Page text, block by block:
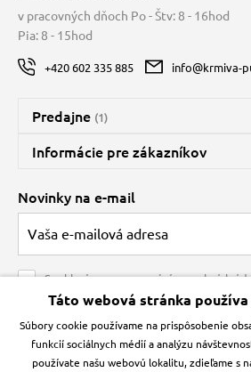
v pracovných dňoch Po - Štv: 8 - 16hod
Pia: 8 - 15hod
+420 602 335 885 info@krmiva-
Predajne (1)
Predajňa a sklad Kbely
Bohužiaľ, momentálne máme
Informácie pre zákazníkov
O spoločnosti
Veľkoobchod
Obchodné podmienky
Kontakt
Podmienky ochrany osobných údajov
Zásady používanie cookies a Google
Novinky na e-mail
Souhlasím se zpracováním osobních
ochrany osobních údajů
Krmiva Pučálka na sociálnych
Instagran Facebook
Táto webová stránka
Súbory cookie používame na prispôsobenie
funkcií sociálnych médií a analýzu
používate našu webovú lokalitu, zdieľame s